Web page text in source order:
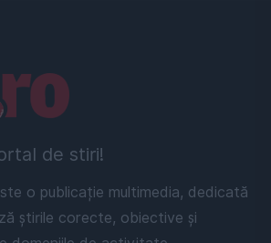
de stiri!
o publicație multimedia, dedicată
știrile corecte, obiective și